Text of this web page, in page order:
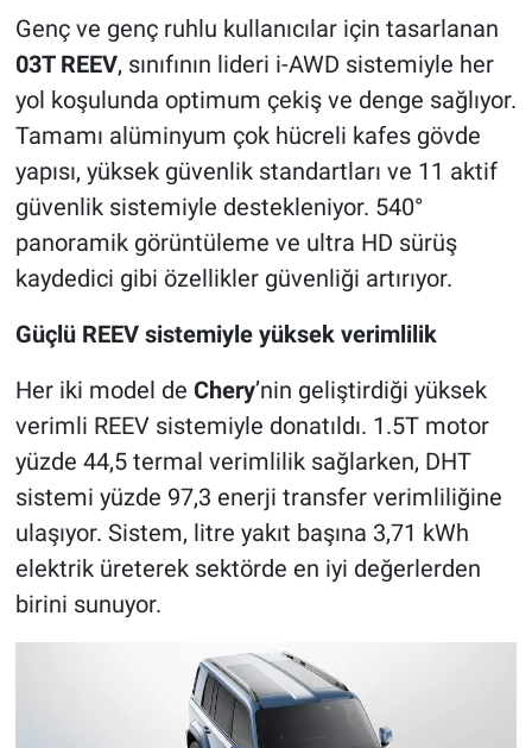
Genç ve genç ruhlu kullanıcılar için tasarlanan
03T REEV, sınıfının lideri i-AWD sistemiyle her
yol koşulunda optimum çekiş ve denge sağlıyor.
Tamamı alüminyum çok hücreli kafes gövde
yapısı, yüksek güvenlik standartları ve 11 aktif
güvenlik sistemiyle destekleniyor. 540°
panoramik görüntüleme ve ultra HD sürüş
kaydedici gibi özellikler güvenliği artırıyor.
Güçlü REEV sistemiyle yüksek verimlilik
Her iki model de Chery’nin geliştirdiği yüksek
verimli REEV sistemiyle donatıldı. 1.5T motor
yüzde 44,5 termal verimlilik sağlarken, DHT
sistemi yüzde 97,3 enerji transfer verimliliğine
ulaşıyor. Sistem, litre yakıt başına 3,71 kWh
elektrik üreterek sektörde en iyi değerlerden
birini sunuyor.